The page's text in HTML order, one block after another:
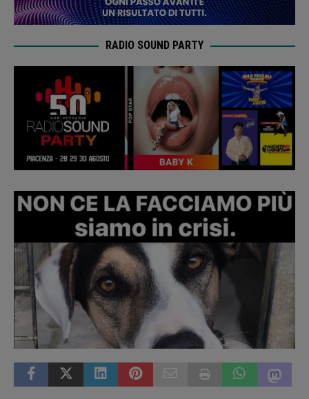
RADIO SOUND PARTY